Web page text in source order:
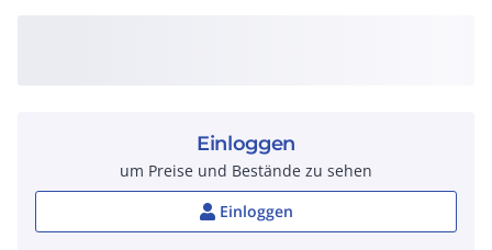
Einloggen
um Preise und Bestände zu sehen
Einloggen